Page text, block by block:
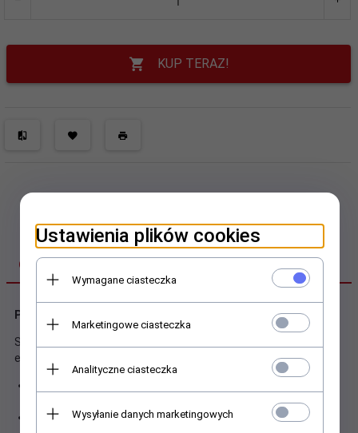
KUP TERAZ!
OPIS PRODUKTU
Podstawka pod laptop Macy Foldable
Składana podstawka aluminiowa pod laptop umożliwia
ergonomiczną pracę w każdym miejscu.
doskonały wygląd i styl, idealny do każdego stanowiska .
Solidna aluminiowa konstrukcja bezpiecznie utrzymuje
Ustawienia plików cookies
Wymagane ciasteczka
Marketingowe ciasteczka
Analityczne ciasteczka
Wysyłanie danych marketingowych